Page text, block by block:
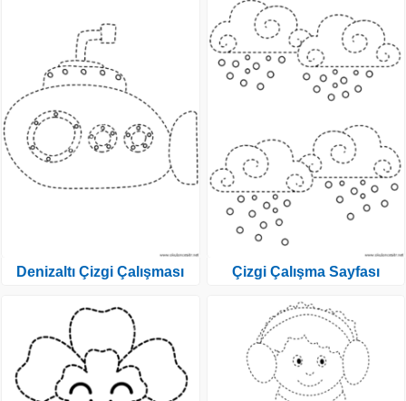
Denizaltı Çizgi Çalışması Çizgi Çalışma Sayfası